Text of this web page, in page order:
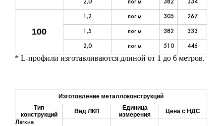
2,0 пог.м. 382 334
100
1,2 пог.м. 305 267
1,5 пог.м. 382 333
2,0 пог.м. 510 446
* L-профили изготавливаются длиной от 1 до 6 метров.
Изготовление металлоконструкций
Тип
конструкций
Вид ЛКП
Единица
измерения
Цена с НДС
Легкие